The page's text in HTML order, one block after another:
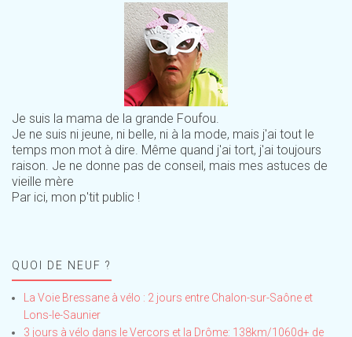
Je suis la mama de la grande Foufou.
Je ne suis ni jeune, ni belle, ni à la mode, mais j'ai tout le
temps mon mot à dire. Même quand j'ai tort, j'ai toujours
raison. Je ne donne pas de conseil, mais mes astuces de
vieille mère
Par ici, mon p'tit public !
QUOI DE NEUF ?
La Voie Bressane à vélo : 2 jours entre Chalon-sur-Saône et
Lons-le-Saunier
3 jours à vélo dans le Vercors et la Drôme: 138km/1060d+ de